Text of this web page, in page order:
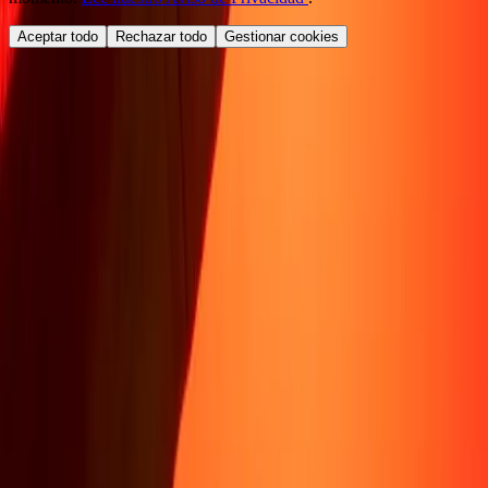
Aceptar todo Rechazar todo Gestionar cookies